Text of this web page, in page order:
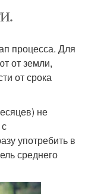
процесса. Для
от земли,
от срока
не
употребить в
среднего